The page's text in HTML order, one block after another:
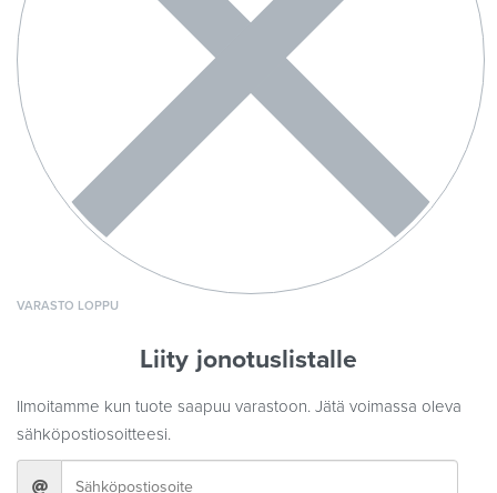
VARASTO LOPPU
Liity jonotuslistalle
Ilmoitamme kun tuote saapuu varastoon. Jätä voimassa oleva
sähköpostiosoitteesi.